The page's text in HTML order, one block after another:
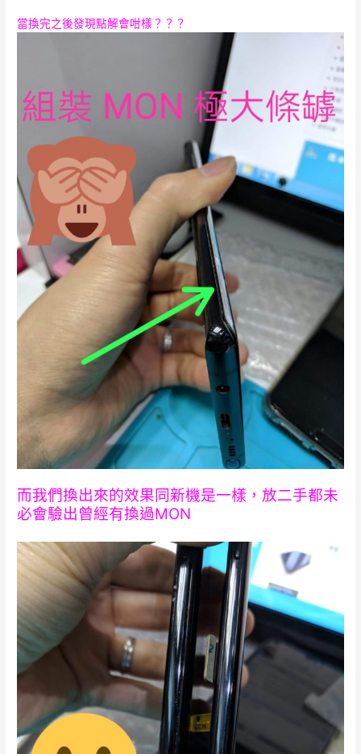
當換完之後發現點解會咁樣？？？
而我們換出來的效果同新機是一樣，放二手都未
必會驗出曾經有換過MON